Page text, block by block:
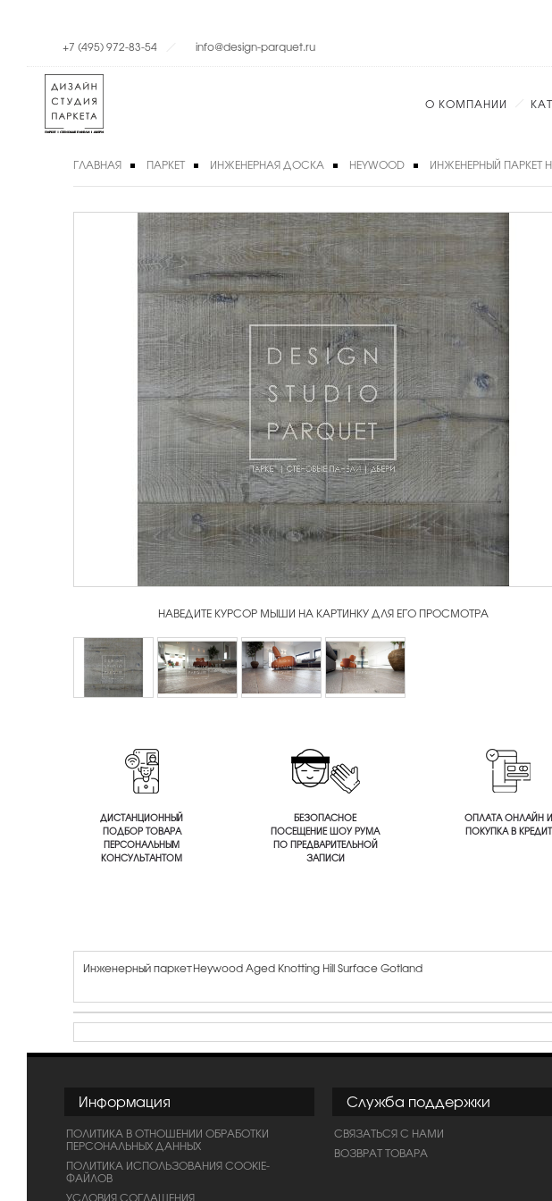
+7 (495) 972-83-54 info@design-parquet.ru
О КОМПАНИИ
ГЛАВНАЯ ПАРКЕТ ИНЖЕНЕРНАЯ ДОСКА HEYWOOD ИНЖЕНЕРНЫЙ ПАРКЕТ
НАВЕДИТЕ КУРСОР МЫШИ НА КАРТИНКУ ДЛЯ ЕГО ПРОСМОТРА
ДИСТАНЦИОННЫЙ
ПОДБОР ТОВАРА
ПЕРСОНАЛЬНЫМ
КОНСУЛЬТАНТОМ
БЕЗОПАСНОЕ
ПОСЕЩЕНИЕ ШОУ РУМА
ПО ПРЕДВАРИТЕЛЬНОЙ
ЗАПИСИ
ОПЛАТА ОНЛАЙН И
ПОКУПКА В КРЕДИТ
Инженерный паркет Heywood Aged Knotting Hill Surface Gotland
Информация
ПОЛИТИКА В ОТНОШЕНИИ ОБРАБОТКИ
ПЕРСОНАЛЬНЫХ ДАННЫХ
ПОЛИТИКА ИСПОЛЬЗОВАНИЯ COOKIE-
ФАЙЛОВ
УСЛОВИЯ СОГЛАШЕНИЯ
Служба поддержки
СВЯЗАТЬСЯ С НАМИ
ВОЗВРАТ ТОВАРА